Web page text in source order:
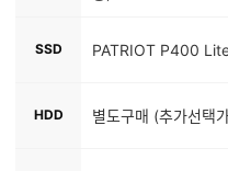
SSD PATRIOT P400
HDD 별도구매 (추가선택